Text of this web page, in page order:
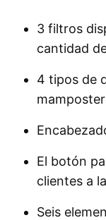
3 filtros
cantidad
4 tipos de
El botón
clientes a
Seis